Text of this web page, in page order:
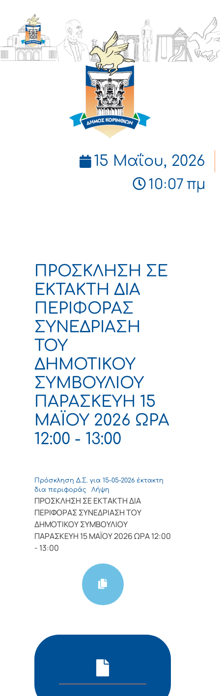
ΔΗΜΟΣ
ΚΟΡΙΝΘΙΩΝ
15 Μαΐου, 2026
10:07 πμ
ΠΡΟΣΚΛΗΣΗ ΣΕ
ΕΚΤΑΚΤΗ ΔΙΑ
ΠΕΡΙΦΟΡΑΣ
ΣΥΝΕΔΡΙΑΣΗ
ΤΟΥ
ΔΗΜΟΤΙΚΟΥ
ΣΥΜΒΟΥΛΙΟΥ
ΠΑΡΑΣΚΕΥΗ 15
ΜΑΪΟΥ 2026 ΩΡΑ
12:00 - 13:00
Πρόσκληση Δ.Σ. για 15-05-2026 έκτακτη
δια περιφοράς
Λήψη
ΠΡΟΣΚΛΗΣΗ ΣΕ ΕΚΤΑΚΤΗ ΔΙΑ
ΠΕΡΙΦΟΡΑΣ ΣΥΝΕΔΡΙΑΣΗ ΤΟΥ
ΔΗΜΟΤΙΚΟΥ ΣΥΜΒΟΥΛΙΟΥ
ΠΑΡΑΣΚΕΥΗ 15 ΜΑΪΟΥ 2026 ΩΡΑ 12:00
- 13:00